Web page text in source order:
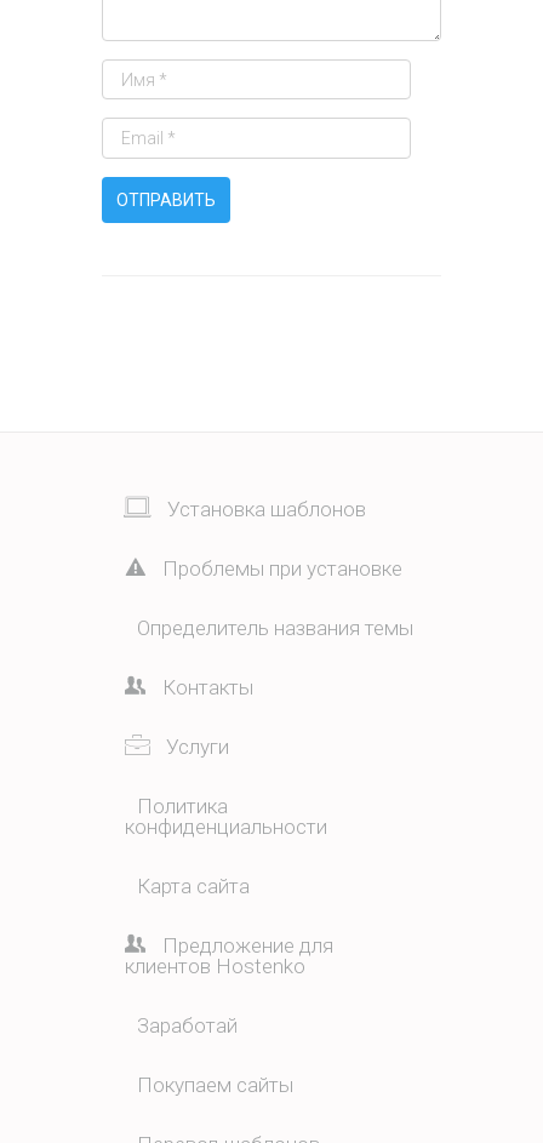
Установка шаблонов
Проблемы при установке
Определитель названия темы
Контакты
Услуги
Политика
конфиденциальности
Карта сайта
Предложение для
клиентов Hostenko
Заработай
Покупаем сайты